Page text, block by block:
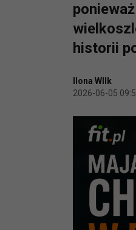
historii
Ilona WIlk
2026-06-05